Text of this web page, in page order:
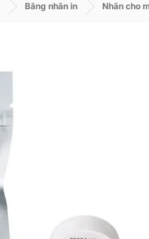
Băng nhãn in Nhãn cho